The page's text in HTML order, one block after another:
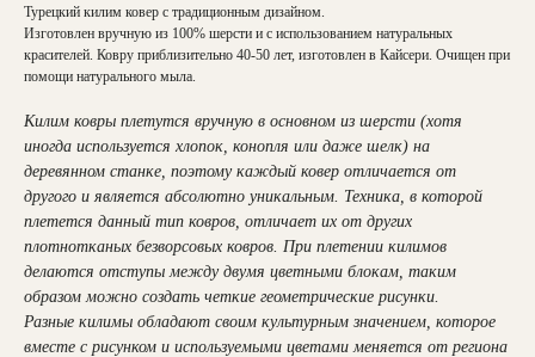
Турецкий килим ковер с традиционным дизайном.
Изготовлен вручную из 100% шерсти и с использованием натуральных
красителей. Ковру приблизительно 40-50 лет, изготовлен в Кайсери. Очищен при
помощи натурального мыла.
Килим ковры плетутся вручную в основном из шерсти (хотя
иногда используется хлопок, конопля или даже шелк) на
деревянном станке, поэтому каждый ковер отличается от
другого и является абсолютно уникальным. Техника, в которой
плетется данный тип ковров, отличает их от других
плотнотканых безворсовых ковров. При плетении килимов
делаются отступы между двумя цветными блокам, таким
образом можно создать четкие геометрические рисунки.
Разные килимы обладают своим культурным значением, которое
вместе с рисунком и используемыми цветами меняется от региона